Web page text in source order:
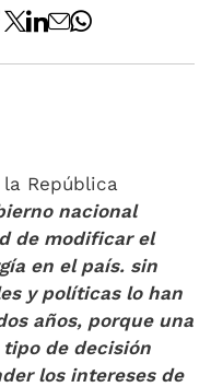
República
nacional
de modificar el
en el país. sin
y políticas lo han
años, porque una
tipo de decisión
los intereses de